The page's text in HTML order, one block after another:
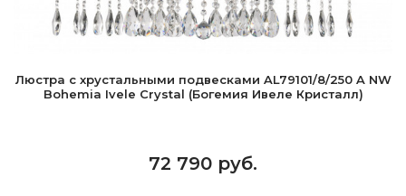
Люстра с хрустальными подвесками AL79101/8/250 A NW
Bohemia Ivele Crystal (Богемия Ивеле Кристалл)
72 790 руб.